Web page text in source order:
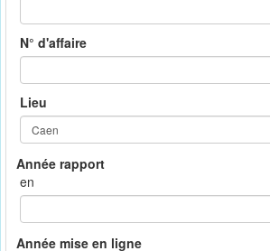
N° d'affaire
Lieu
en